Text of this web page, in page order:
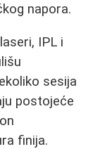
napora.
IPL i
sesija
postojeće
finija.